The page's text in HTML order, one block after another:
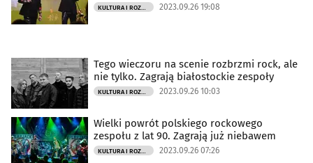
KULTURA I ROZRYWKA 2023.09.26 19:08
Tego wieczoru na scenie rozbrzmi rock, ale
nie tylko. Zagrają białostockie zespoły
KULTURA I ROZRYWKA 2023.09.26 10:03
Wielki powrót polskiego rockowego
zespołu z lat 90. Zagrają już niebawem
KULTURA I ROZRYWKA 2023.09.26 07:26